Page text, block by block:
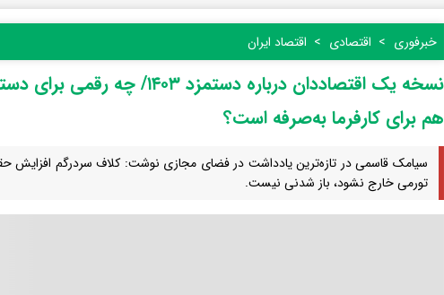
خبرفوری اقتصادی اقتصاد ایران
نسخه یک اقتصاددان درباره دستمزد
هم برای کارفرما به‌صرفه است؟
سیامک قاسمی در تازه‌ترین یادداشت در فضای مجازی نوشت: کلاف سردرگم افزایش
تورمی خارج نشود، باز شدنی نیست.